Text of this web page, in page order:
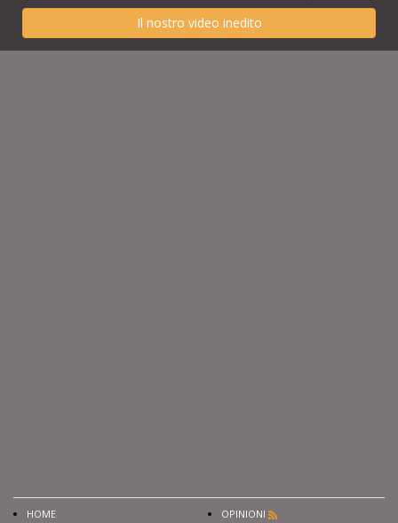
Il nostro video inedito
HOME
OPINIONI